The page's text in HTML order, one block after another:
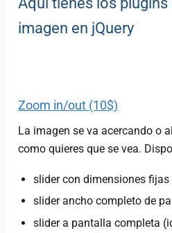
imagen en jQuery
Zoom in/out (10$)
La imagen se va acercando o
como quieres que se vea.
slider con dimensiones fijas
slider ancho completo de
slider a pantalla completa